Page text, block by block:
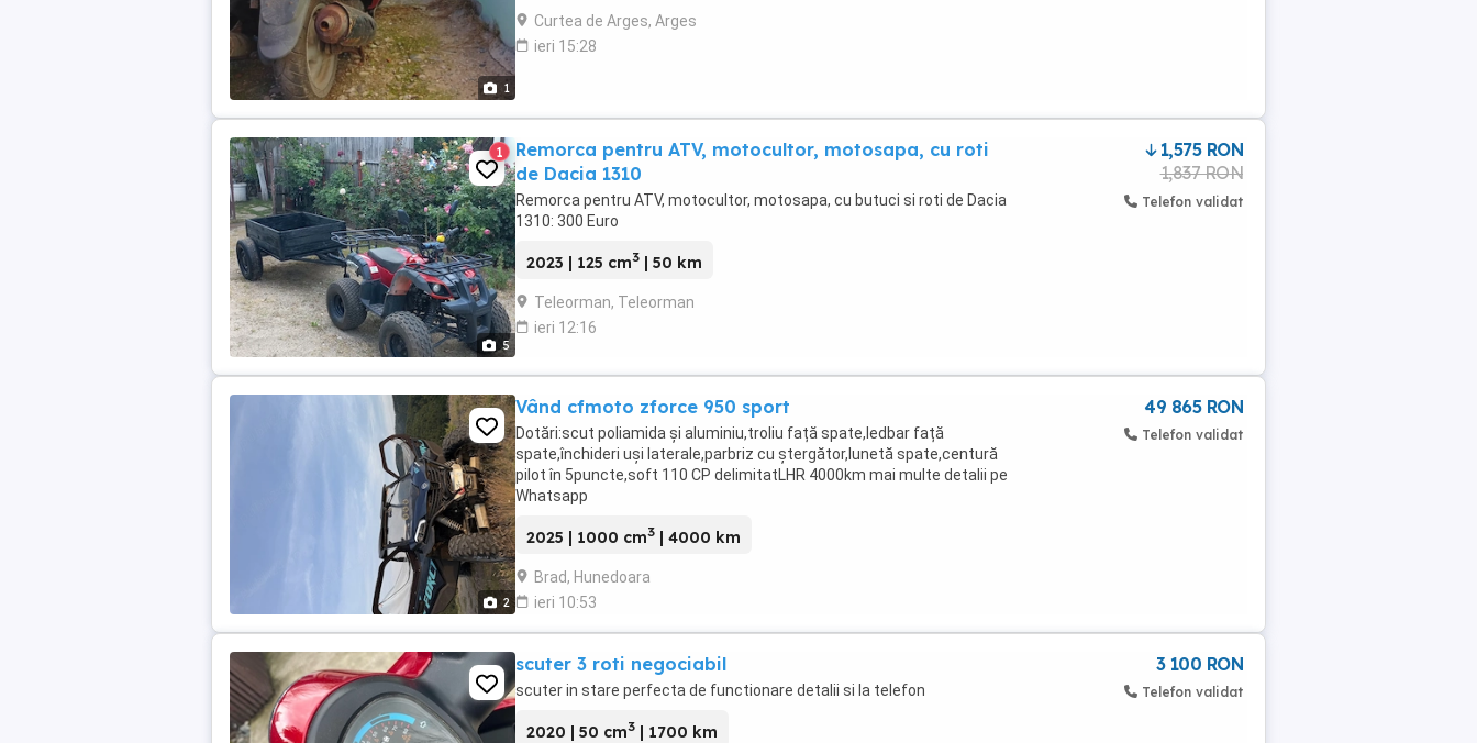
1
Curtea de Arges, Arges
ieri 15:28
5
1
Remorca pentru ATV, motocultor, motosapa, cu roti
de Dacia 1310
Remorca pentru ATV, motocultor, motosapa, cu butuci si roti de Dacia
1310: 300 Euro
2023 | 125 cm3 | 50 km
Teleorman, Teleorman
ieri 12:16
1,575 RON
1,837 RON
Telefon validat
2
Vând cfmoto zforce 950 sport
Dotări:scut poliamida și aluminiu,troliu față spate,ledbar față
spate,închideri uși laterale,parbriz cu ștergător,lunetă spate,centură
pilot în 5puncte,soft 110 CP delimitatLHR 4000km mai multe detalii pe
Whatsapp
2025 | 1000 cm3 | 4000 km
Brad, Hunedoara
ieri 10:53
49 865 RON
Telefon validat
scuter 3 roti negociabil
scuter in stare perfecta de functionare detalii si la telefon
2020 | 50 cm3 | 1700 km
3 100 RON
Telefon validat